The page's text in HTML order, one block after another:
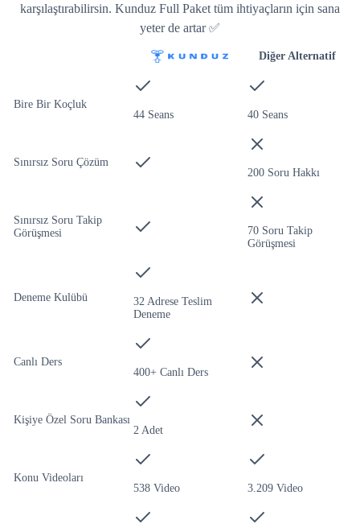
karşılaştırabilirsin. Kunduz Full Paket tüm ihtiyaçların için sana
yeter de artar ✅
Diğer Alternatif
Bire Bir Koçluk
44 Seans
40 Seans
Sınırsız Soru Çözüm
200 Soru Hakkı
Sınırsız Soru Takip
Görüşmesi
70 Soru Takip
Görüşmesi
Deneme Kulübü
32 Adrese Teslim
Deneme
Canlı Ders
400+ Canlı Ders
Kişiye Özel Soru Bankası
2 Adet
Konu Videoları
538 Video
3.209 Video